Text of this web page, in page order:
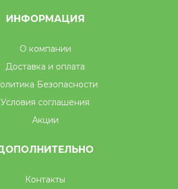
ИНФОРМАЦИЯ
О компании
Доставка и оплата
Безопасности
Условия соглашения
Акции
Контакты